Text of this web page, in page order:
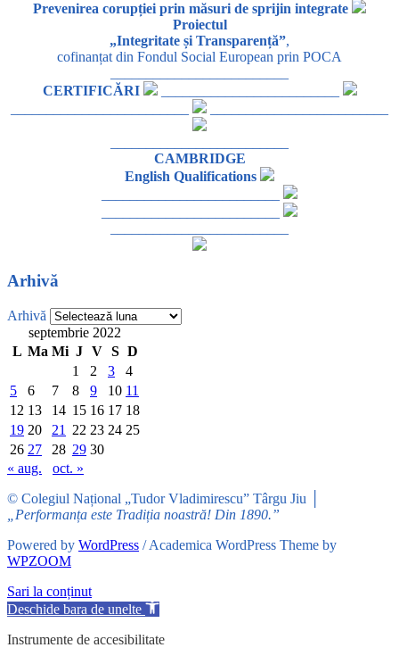
Prevenirea corupției prin măsuri de sprijin integrate
Proiectul
„Integritate și Transparență”,
cofinanțat din Fondul Social European prin POCA
CERTIFICĂRI
_________________________
CAMBRIDGE
English Qualifications
Arhivă
Arhivă
septembrie 2022
L Ma Mi J V S D
1
2 3
4
5
6 7 8 9 10 11
12 13 14 15 16 17 18
19 20 21 22 23 24 25
26 27 28 29 30
« aug.
oct. »
© Colegiul Național „Tudor Vladimirescu” Târgu Jiu │
„Performanța este Tradiția noastră! Din 1890.”
Powered by WordPress / Academica WordPress Theme by
WPZOOM
Sari la conținut
Deschide bara de unelte
Instrumente de accesibilitate